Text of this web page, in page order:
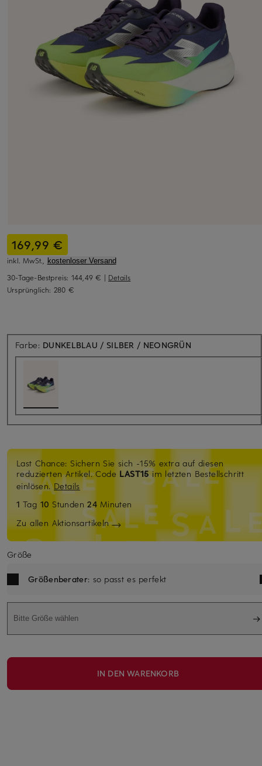
169,99 €
inkl. MwSt., kostenloser Versand
30-Tage-Bestpreis: 144,49 € | Details
Ursprünglich: 280 €
Farbe: DUNKELBLAU / SILBER / NEONGRÜN
Last Chance: Sichern Sie sich -15% extra auf diesen
reduzierten Artikel. Code LAST15im letzten Bestellschritt
einlösen.Details
1 Tag 10 Stunden24 Minuten
Zu allen Aktionsartikeln
Größe
Größenberater: so passt es perfekt
Bitte Größe wählen
IN DEN WARENKORB